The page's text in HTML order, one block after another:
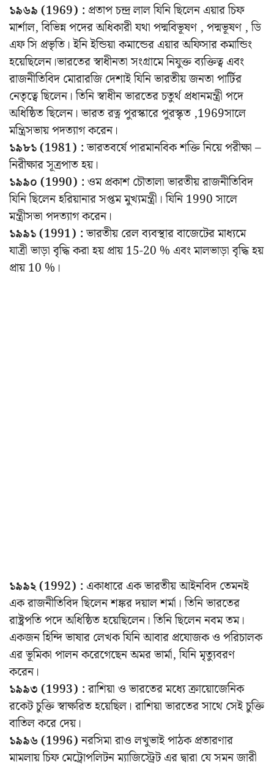
১৯৬৯ (1969) : প্রতাপ চন্দ্র লাল যিনি ছিলেন এয়ার চিফ
মার্শাল, বিভিন্ন পদের অধিকারী যথা পদ্মবিভূষণ , পদ্মভূষণ , ডি
এফ সি প্রভৃতি। ইনি ইন্ডিয়া কমান্ডের এয়ার অফিসার কমান্ডিং
হয়েছিলেন।ভারতের স্বাধীনতা সংগ্রামে নিযুক্ত ব্যক্তিত্ব এবং
রাজনীতিবিদ মোরারজি দেশাই যিনি ভারতীয় জনতা পার্টির
নেতৃত্বে ছিলেন। তিনি স্বাধীন ভারতের চতুর্থ প্রধানমন্ত্রী পদে
অধিষ্ঠিত ছিলেন। ভারত রত্ন পুরস্কারে পুরস্কৃত ,1969সালে
মন্ত্রিসভায় পদত্যাগ করেন।
১৯৮১ (1981) :ভারতবর্ষে পারমানবিক শক্তি নিয়ে পরীক্ষা –
নিরীক্ষার সূত্রপাত হয়।
১৯৯০ (1990) :ওম প্রকাশ চৌতালা ভারতীয় রাজনীতিবিদ
যিনি ছিলেন হরিয়ানার সপ্তম মুখ্যমন্ত্রী। যিনি 1990 সালে
মন্ত্রীসভা পদত্যাগ করেন।
১৯৯১ (1991) :ভারতীয় রেল ব্যবস্থার বাজেটের মাধ্যমে
যাত্রী ভাড়া বৃদ্ধি করা হয় প্রায় 15-20 % এবং মালভাড়া বৃদ্ধি হয়
প্রায় 10 %।
১৯৯২ (1992) : একাধারে এক ভারতীয় আইনবিদ তেমনই
এক রাজনীতিবিদ ছিলেন শঙ্কর দয়াল শর্মা। তিনি ভারতের
রাষ্ট্রপতি পদে অধিষ্ঠিত হয়েছিলেন। তিনি ছিলেন নবম তম।
একজন হিন্দি ভাষার লেখক যিনি আবার প্রযোজক ও পরিচালক
এর ভূমিকা পালন করেগেছেন অমর ভার্মা, যিনি মৃত্যুবরণ
করেন।
১৯৯৩ (1993) :রাশিয়া ও ভারতের মধ্যে ক্রায়োজেনিক
রকেট চুক্তি স্বাক্ষরিত হয়েছিল। রাশিয়া ভারতের সাথে সেই চুক্তি
বাতিল করে দেয়।
১৯৯৬ (1996)নরসিমা রাও লখুভাই পাঠক প্রতারণার
মামলায় চিফ মেট্রোপলিটন ম্যাজিস্ট্রেট এর দ্বারা যে সমন জারী